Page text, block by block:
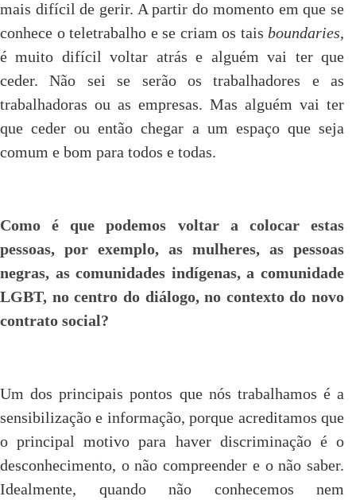
mais difícil de gerir. A partir do momento em que se
conhece o teletrabalho e se criam os tais boundaries,
é muito difícil voltar atrás e alguém vai ter que
ceder. Não sei se serão os trabalhadores e as
trabalhadoras ou as empresas. Mas alguém vai ter
que ceder ou então chegar a um espaço que seja
comum e bom para todos e todas.
Como é que podemos voltar a colocar estas
pessoas, por exemplo, as mulheres, as pessoas
negras, as comunidades indígenas, a comunidade
LGBT, no centro do diálogo, no contexto do novo
contrato social?
Um dos principais pontos que nós trabalhamos é a
sensibilização e informação, porque acreditamos que
o principal motivo para haver discriminação é o
desconhecimento, o não compreender e o não saber.
Idealmente, quando não conhecemos nem